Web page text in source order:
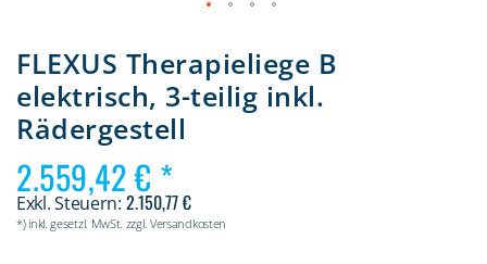
Anfang
der
Bildergalerie
springen
FLEXUS Therapieliege B
elektrisch, 3-teilig inkl.
Rädergestell
2.559,42 €
2.150,77 €
*) inkl. gesetzl. MwSt. zzgl. Versandkosten